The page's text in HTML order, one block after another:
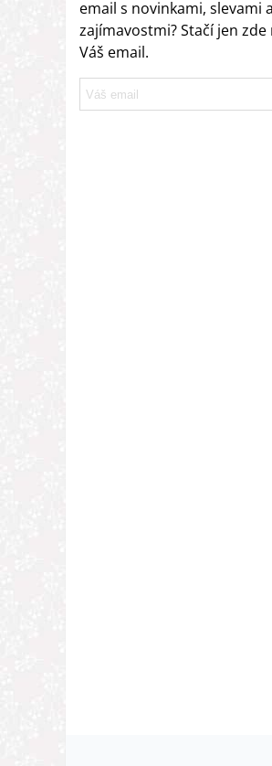
email s novinkami, slevami
zajímavostmi? Stačí jen zde
Váš email.